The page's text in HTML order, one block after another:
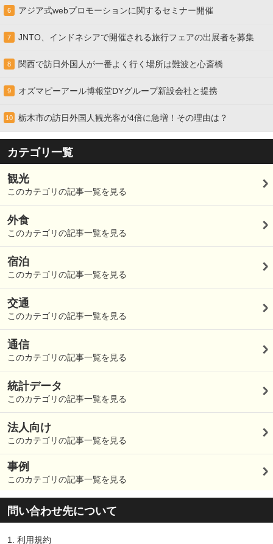
6 アジア式webプロモーションに関するセミナー開催
7 JNTO、インドネシアで開催される旅行フェアの出展者を募集
8 関西で訪日外国人が一番よく行く場所は難波と心斎橋
9 オズマピーアール博報堂DYグループ新設会社と提携
10 栃木市の訪日外国人観光客が4倍に急増！その理由は？
カテゴリ一覧
観光
このカテゴリの記事一覧を見る
外食
このカテゴリの記事一覧を見る
宿泊
このカテゴリの記事一覧を見る
交通
このカテゴリの記事一覧を見る
通信
このカテゴリの記事一覧を見る
統計データ
このカテゴリの記事一覧を見る
法人向け
このカテゴリの記事一覧を見る
事例
このカテゴリの記事一覧を見る
問い合わせ先について
1. 利用規約